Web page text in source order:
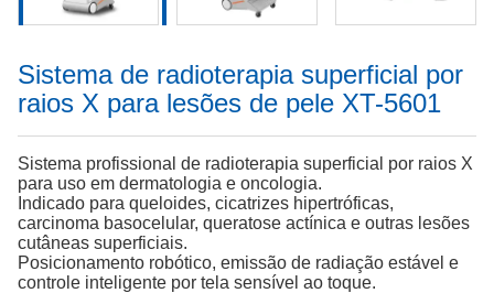
Sistema de radioterapia superficial por
raios X para lesões de pele XT-5601
Sistema profissional de radioterapia superficial por raios X
para uso em dermatologia e oncologia.
Indicado para queloides, cicatrizes hipertróficas,
carcinoma basocelular, queratose actínica e outras lesões
cutâneas superficiais.
Posicionamento robótico, emissão de radiação estável e
controle inteligente por tela sensível ao toque.